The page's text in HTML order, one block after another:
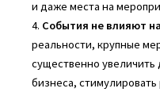
и даже места на
4. События не влияют
реальности, крупные
существенно
бизнеса,